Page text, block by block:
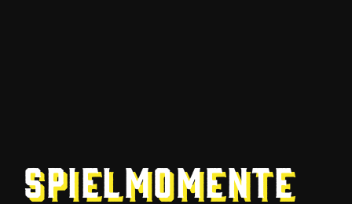
Spielmomente